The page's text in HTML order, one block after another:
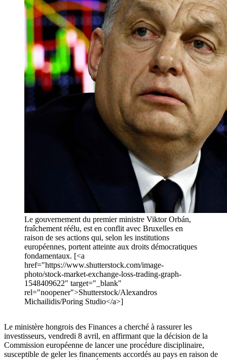
Le gouvernement du premier ministre Viktor Orbán,
fraîchement réélu, est en conflit avec Bruxelles en
raison de ses actions qui, selon les institutions
européennes, portent atteinte aux droits démocratiques
fondamentaux. [<a
href="https://www.shutterstock.com/image-
photo/stock-market-exchange-loss-trading-graph-
1548409622" target="_blank"
rel="noopener">Shutterstock/Alexandros
Michailidis/Poring Studio</a>]
Le ministère hongrois des Finances a cherché à rassurer les
investisseurs, vendredi 8 avril, en affirmant que la décision de la
Commission européenne de lancer une procédure disciplinaire,
susceptible de geler les financements accordés au pays en raison de